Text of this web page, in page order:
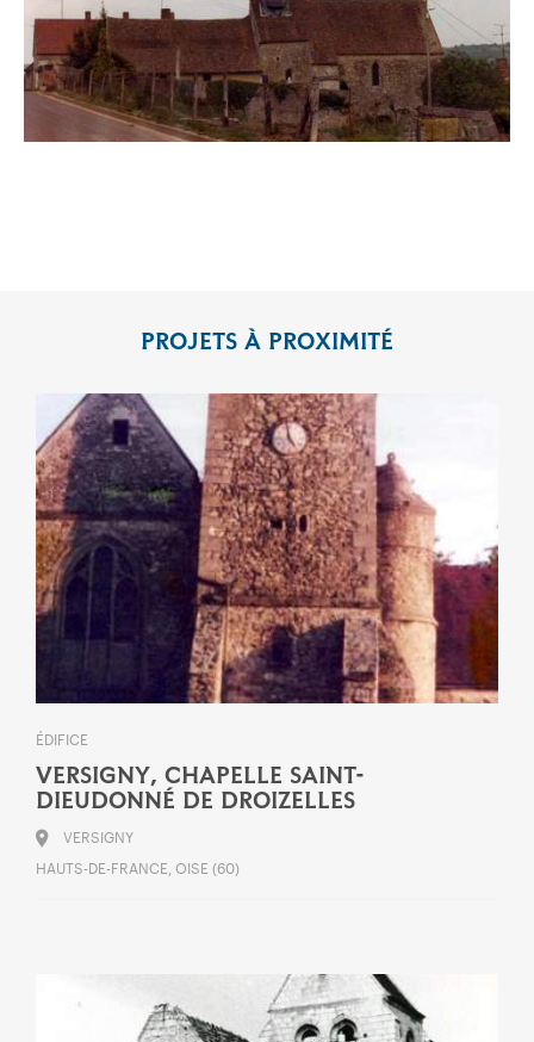
PROJETS À PROXIMITÉ
ÉDIFICE
VERSIGNY, CHAPELLE SAINT-
DIEUDONNÉ DE DROIZELLES
VERSIGNY
HAUTS-DE-FRANCE, OISE (60)